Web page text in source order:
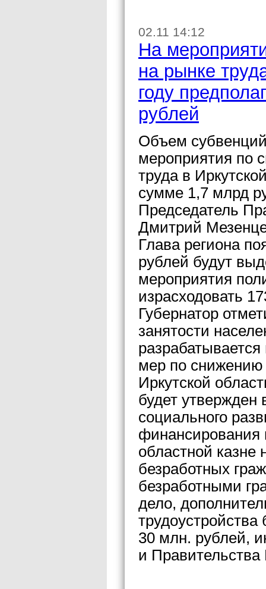
02.11 14:12
На
на рынке
году
рублей
Объем
мероприятия по
труда в
сумме 1,7 млрд
Председатель
Дмитрий
Глава региона
рублей будут
мероприятия
израсходовать
Губернатор
занятости
мер по снижению
Иркутской
будет утвержден
социального
областной казне
безработных
безработными
дело,
30 млн. рублей,
и Правительства